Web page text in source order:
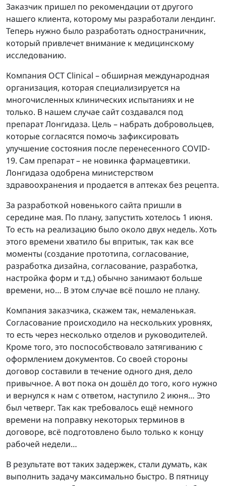
Заказчик пришел по рекомендации от другого
нашего клиента, которому мы разработали лендинг.
Теперь нужно было разработать одностраничник,
который привлечет внимание к медицинскому
исследованию.
Компания OCT Clinical – обширная международная
организация, которая специализируется на
многочисленных клинических испытаниях и не
только. В нашем случае сайт создавался под
препарат Лонгидаза. Цель – набрать добровольцев,
которые согласятся помочь зафиксировать
улучшение состояния после перенесенного COVID-
19. Сам препарат – не новинка фармацевтики.
Лонгидаза одобрена министерством
здравоохранения и продается в аптеках без рецепта.
За разработкой новенького сайта пришли в
середине мая. По плану, запустить хотелось 1 июня.
То есть на реализацию было около двух недель. Хоть
этого времени хватило бы впритык, так как все
моменты (создание прототипа, согласование,
разработка дизайна, согласование, разработка,
настройка форм и т.д.) обычно занимают больше
времени, но… В этом случае всё пошло не плану.
Компания заказчика, скажем так, немаленькая.
Согласование происходило на нескольких уровнях,
то есть через несколько отделов и руководителей.
Кроме того, это поспособствовало затягиванию с
оформлением документов. Со своей стороны
договор составили в течение одного дня, дело
привычное. А вот пока он дошёл до того, кого нужно
и вернулся к нам с ответом, наступило 2 июня… Это
был четверг. Так как требовалось ещё немного
времени на поправку некоторых терминов в
договоре, всё подготовлено было только к концу
рабочей недели…
В результате вот таких задержек, стали думать, как
выполнить задачу максимально быстро. В пятницу